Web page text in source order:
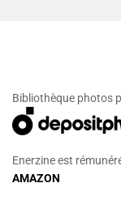
Bibliothèque photos
Enerzine est
AMAZON